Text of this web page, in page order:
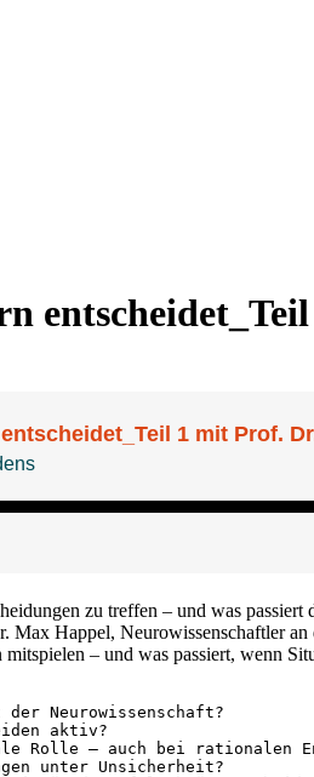
zu treffen – und was
Max Happel, Neurowissenschaftler
– und was passiert, wenn
Neurowissenschaft?
aktiv?
Rolle – auch bei rationalen
unter Unsicherheit?